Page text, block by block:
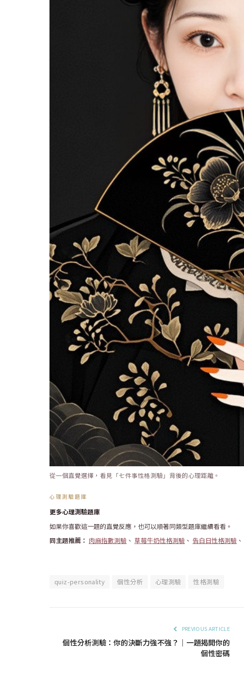
從一個直覺選擇，看見「七件事性格測驗」背後的心理距離。
心理測驗題庫
更多心理測驗題庫
如果你喜歡這一題的直覺反應，也可以順著同類型題庫繼續看看。
同主題推薦： 肉麻指數測驗 、 草莓牛奶性格測驗 、 告白日性格測驗 、
quiz-personality 個性分析 心理測驗 性格測驗
PREVIOUS ARTICLE
個性分析測驗：你的決斷力強不強？｜一題揭開你的
個性密碼